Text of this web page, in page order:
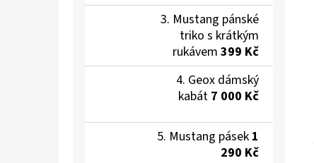
Mustang pánské
triko s krátkým
rukávem 399 Kč
Geox dámský
kabát 7 000 Kč
Mustang pásek 1
290 Kč